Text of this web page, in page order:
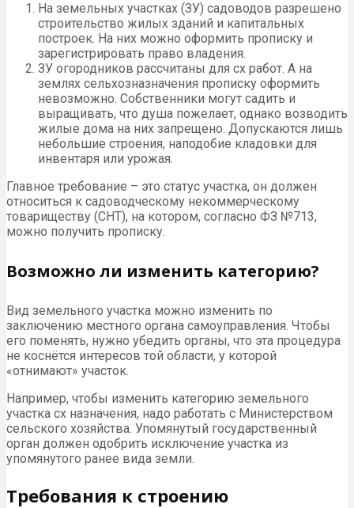
На земельных участках (ЗУ) садоводов разрешено
строительство жилых зданий и капитальных
построек. На них можно оформить прописку и
зарегистрировать право владения.
ЗУ огородников рассчитаны для сх работ. А на
землях сельхозназначения прописку оформить
невозможно. Собственники могут садить и
выращивать, что душа пожелает, однако возводить
жилые дома на них запрещено. Допускаются лишь
небольшие строения, наподобие кладовки для
инвентаря или урожая.
Главное требование – это статус участка, он должен
относиться к садоводческому некоммерческому
товариществу (СНТ), на котором, согласно ФЗ №713,
можно получить прописку.
Возможно ли изменить категорию?
Вид земельного участка можно изменить по
заключению местного органа самоуправления. Чтобы
его поменять, нужно убедить органы, что эта процедура
не коснётся интересов той области, у которой
«отнимают» участок.
Например, чтобы изменить категорию земельного
участка сх назначения, надо работать с Министерством
сельского хозяйства. Упомянутый государственный
орган должен одобрить исключение участка из
упомянутого ранее вида земли.
Требования к строению